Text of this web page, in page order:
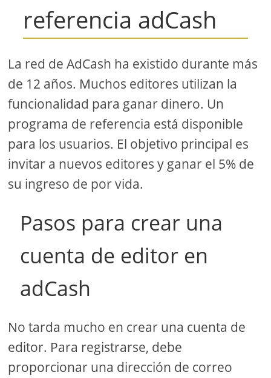
referencia adCash
La red de AdCash ha existido durante más
de 12 años. Muchos editores utilizan la
funcionalidad para ganar dinero. Un
programa de referencia está disponible
para los usuarios. El objetivo principal es
invitar a nuevos editores y ganar el 5% de
su ingreso de por vida.
Pasos para crear una
cuenta de editor en
adCash
No tarda mucho en crear una cuenta de
editor. Para registrarse, debe
proporcionar una dirección de correo